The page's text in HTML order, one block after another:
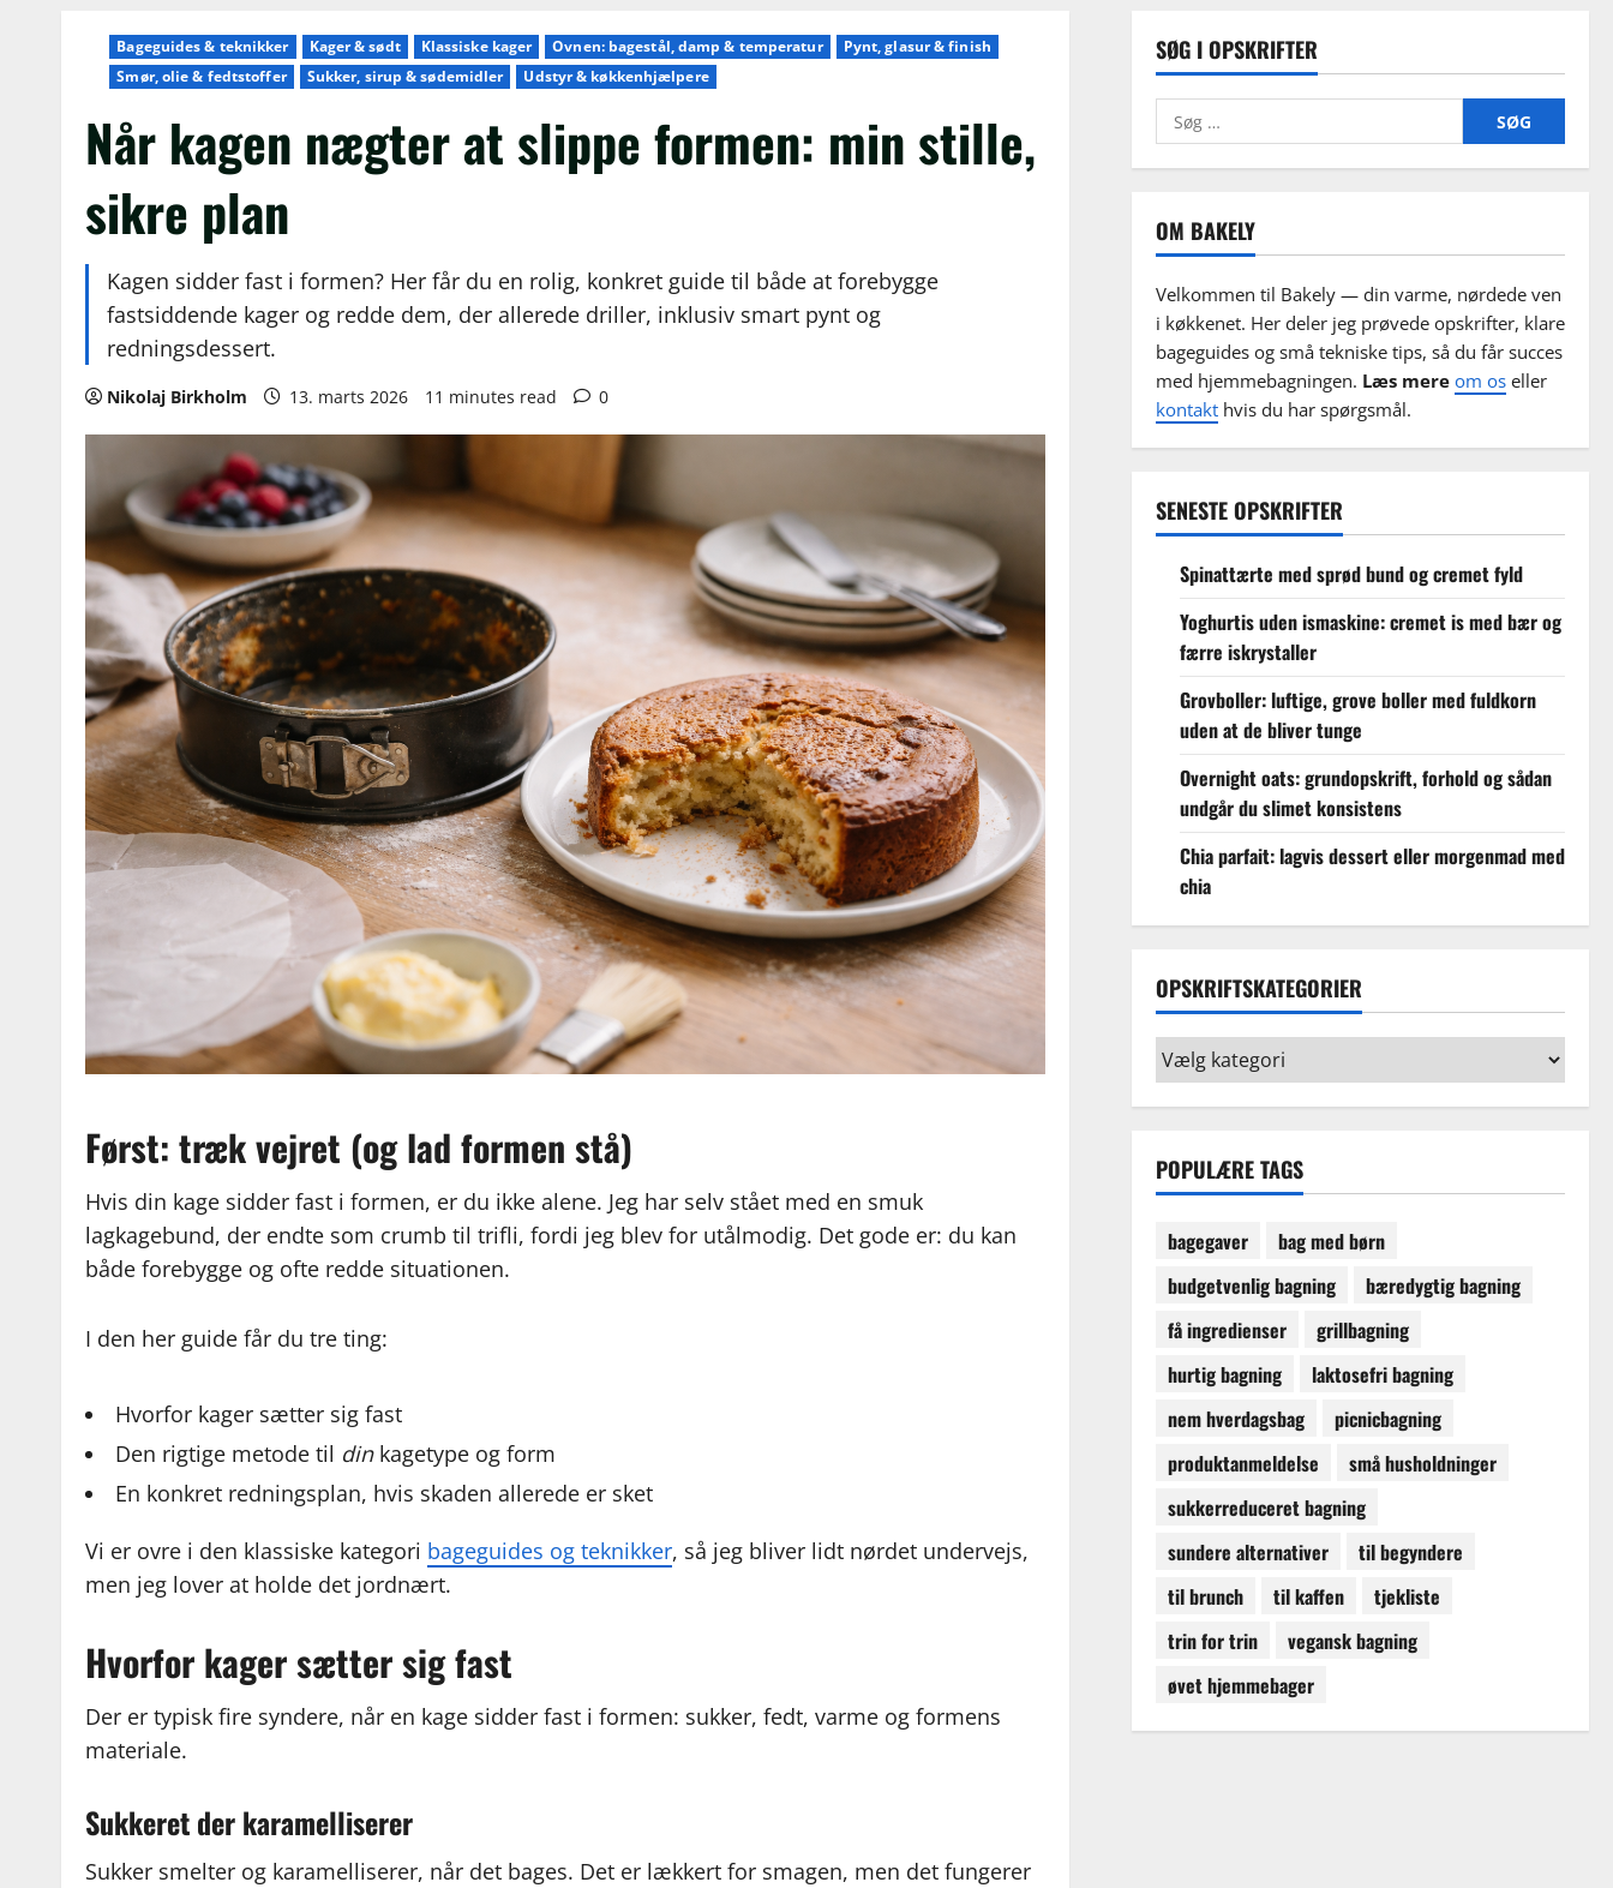
Bageguides & teknikker Kager & sødt Klassiske kager Ovnen: bagestål, damp & temperatur
Pynt, glasur & finish
Smør, olie & fedtstoffer
Sukker, sirup & sødemidler Udstyr & køkkenhjælpere
Når kagen nægter at slippe formen: min stille,
sikre plan
Kagen sidder fast i formen? Her får du en rolig, konkret guide til både at forebygge
fastsiddende kager og redde dem, der allerede driller, inklusiv smart pynt og
redningsdessert.
Nikolaj Birkholm 13. marts 2026 11 minutes read 0
Først: træk vejret (og lad formen stå)
Hvis din kage sidder fast i formen, er du ikke alene. Jeg har selv stået med en smuk
lagkagebund, der endte som crumb til trifli, fordi jeg blev for utålmodig. Det gode er: du kan
både forebygge og ofte redde situationen.
I den her guide får du tre ting:
Hvorfor kager sætter sig fast
Den rigtige metode til dinkagetype og form
En konkret redningsplan, hvis skaden allerede er sket
Vi er ovre i den klassiske kategori bageguides og teknikker, så jeg bliver lidt nørdet undervejs,
men jeg lover at holde det jordnært.
Hvorfor kager sætter sig fast
Der er typisk fire syndere, når en kage sidder fast i formen: sukker, fedt, varme og formens
materiale.
Sukkeret der karamelliserer
Sukker smelter og karamelliserer, når det bages. Det er lækkert for smagen, men det fungerer
SØG I OPSKRIFTER
Søg
efter:
OM BAKELY
Velkommen til Bakely — din varme, nørdede ven
i køkkenet. Her deler jeg prøvede opskrifter, klare
bageguides og små tekniske tips, så du får succes
med hjemmebagningen. Læs mere om oseller
kontakthvis du har spørgsmål.
SENESTE OPSKRIFTER
Spinattærte med sprød bund og cremet fyld
Yoghurtis uden ismaskine: cremet is med bær og
færre iskrystaller
Grovboller: luftige, grove boller med fuldkorn
uden at de bliver tunge
Overnight oats: grundopskrift, forhold og sådan
undgår du slimet konsistens
Chia parfait: lagvis dessert eller morgenmad med
chia
OPSKRIFTSKATEGORIER
Opskriftskategorier
POPULÆRE TAGS
bagegaver
bag med børn
budgetvenlig bagning
bæredygtig bagning
få ingredienser
grillbagning
hurtig bagning
laktosefri bagning
nem hverdagsbag
picnicbagning
produktanmeldelse
små husholdninger
sukkerreduceret bagning
sundere alternativer
til begyndere
til brunch
til kaffen
tjekliste
trin for trin
vegansk bagning
øvet hjemmebager